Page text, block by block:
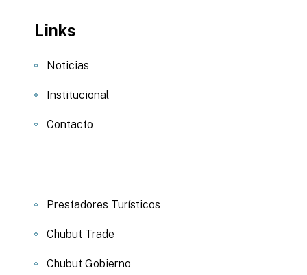
Links
Noticias
Institucional
Contacto
Prestadores Turísticos
Chubut Trade
Chubut Gobierno